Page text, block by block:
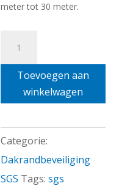
meter tot 30 meter.
complete
3m
aantal
Toevoegen aan
winkelwagen
Categorie:
Dakrandbeveiliging
SGS Tags:sgs